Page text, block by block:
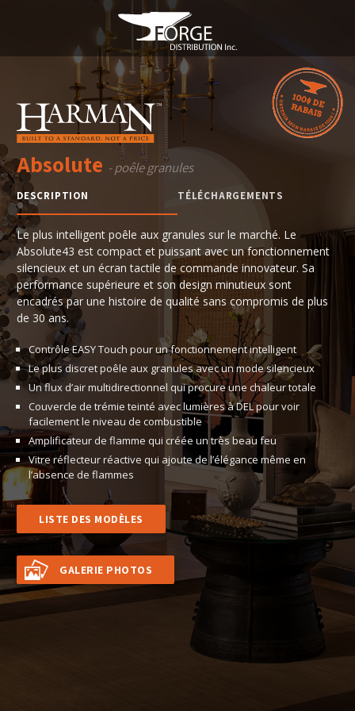
Absolute - poêle granules
DESCRIPTION TÉLÉCHARGEMENTS
Le plus intelligent poêle aux granules sur le marché. Le
Absolute43 est compact et puissant avec un fonctionnement
silencieux et un écran tactile de commande innovateur. Sa
performance supérieure et son design minutieux sont
encadrés par une histoire de qualité sans compromis de plus
de 30 ans.
Contrôle EASY Touch pour un fonctionnement intelligent
Le plus discret poêle aux granules avec un mode silencieux
Un flux d’air multidirectionnel qui procure une chaleur totale
Couvercle de trémie teinté avec lumières à DEL pour voir
facilement le niveau de combustible
Amplificateur de flamme qui créée un très beau feu
Vitre réflecteur réactive qui ajoute de l’élégance même en
l’absence de flammes
LISTE DES MODÈLES
GALERIE PHOTOS